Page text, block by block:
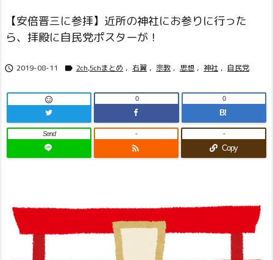
【安倍晋三に参拝】近所の神社にお参りに行った
ら、拝殿に自民党ポスターが！
 2019-08-11  2ch,5chまとめ , 右翼 , 宗教 , 思想 , 神社 , 自民党
 0
B!
0
Send

-
Copy
-